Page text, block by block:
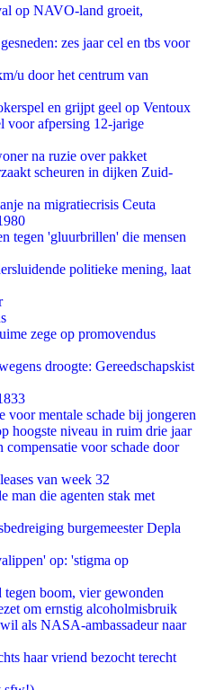
op NAVO-land groeit,
zes jaar cel en tbs voor
u door het centrum van
en grijpt geel op Ventoux
voor afpersing 12-jarige
na ruzie over pakket
scheuren in dijken Zuid-
na migratiecrisis Ceuta
tegen 'gluurbrillen' die mensen
politieke mening, laat
zege op promovendus
droogte: Gereedschapskist
mentale schade bij jongeren
hoogste niveau in ruim drie jaar
voor schade door
van week 32
man die agenten stak met
burgemeester Depla
op: 'stigma op
boom, vier gewonden
om ernstig alcoholmisbruik
als NASA-ambassadeur naar
haar vriend bezocht terecht